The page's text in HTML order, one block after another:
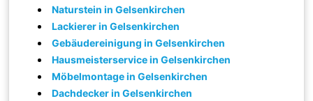
Naturstein in Gelsenkirchen
Lackierer in Gelsenkirchen
Gebäudereinigung in Gelsenkirchen
Hausmeisterservice in Gelsenkirchen
Möbelmontage in Gelsenkirchen
Dachdecker in Gelsenkirchen